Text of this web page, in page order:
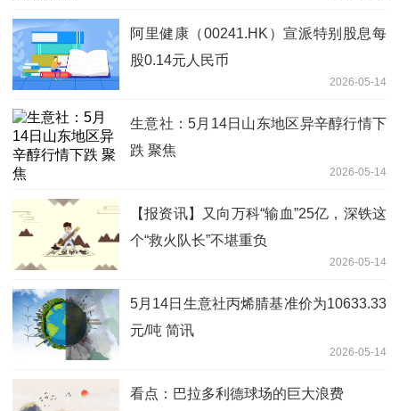
阿里健康（00241.HK）宣派特别股息每
股0.14元人民币
2026-05-14
生意社：5月14日山东地区异辛醇行情下
跌 聚焦
2026-05-14
【报资讯】又向万科“输血”25亿，深铁这
个“救火队长”不堪重负
2026-05-14
5月14日生意社丙烯腈基准价为10633.33
元/吨 简讯
2026-05-14
看点：巴拉多利德球场的巨大浪费